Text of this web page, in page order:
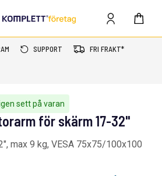
SUPPORT FRI FRAKT*
sett på varan
för skärm 17-32"
max 9 kg, VESA 75x75/100x100